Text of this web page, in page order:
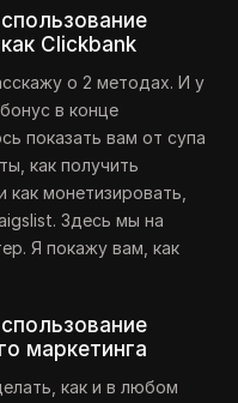
Clickbank
о 2 методах. И у
в конце
показать вам от супа
как получить
как монетизировать,
Здесь мы на
Я покажу вам, как
маркетинга
как и в любом